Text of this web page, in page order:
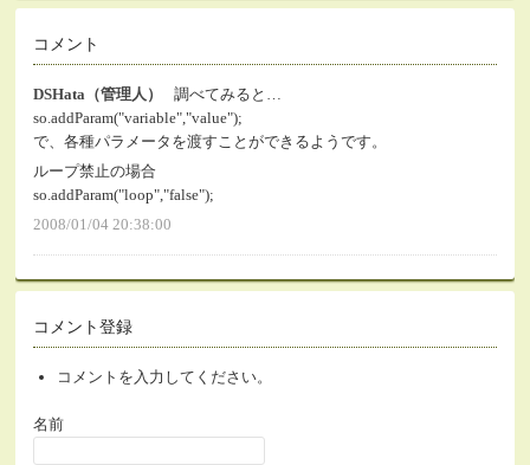
コメント
DSHata（管理人）
調べてみると…
so.addParam("variable","value");
で、各種パラメータを渡すことができるようです。
ループ禁止の場合
so.addParam("loop","false");
2008/01/04 20:38:00
コメント登録
コメントを入力してください。
名前